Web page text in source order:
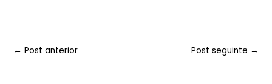
← Post anterior Post seguinte →